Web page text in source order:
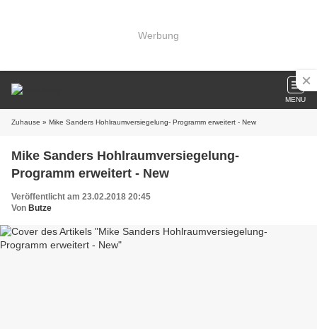
Werbung
MENU
Zuhause » Mike Sanders Hohlraumversiegelung- Programm erweitert - New
Mike Sanders Hohlraumversiegelung-
Programm erweitert - New
Veröffentlicht am 23.02.2018 20:45
Von Butze